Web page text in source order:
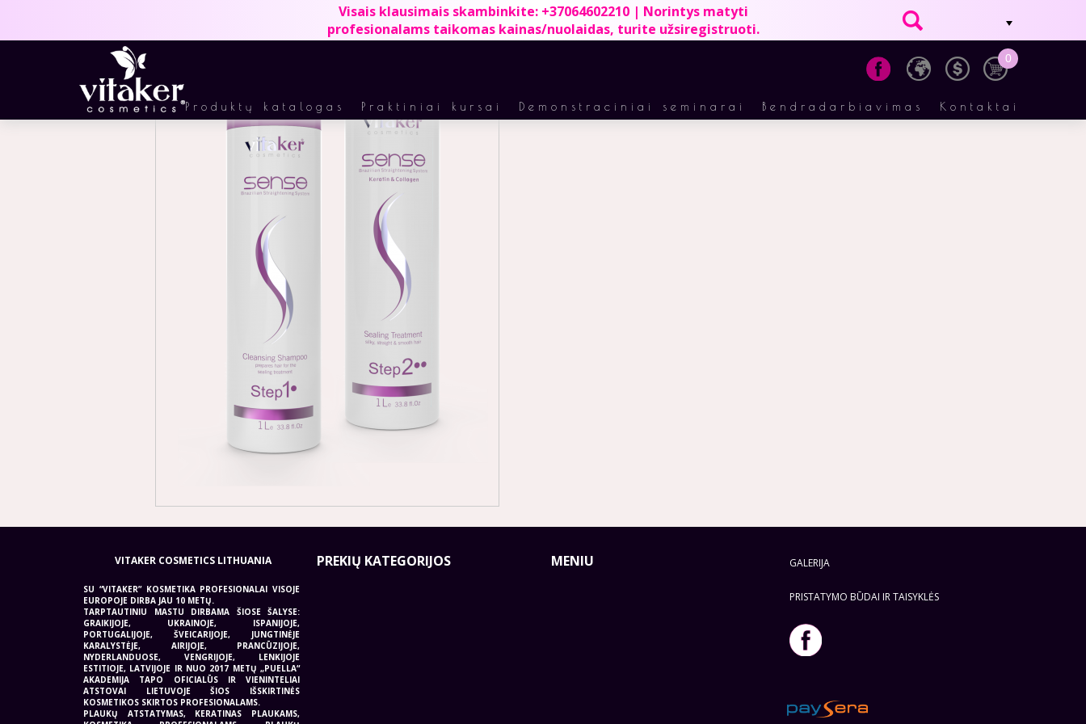
0
LT
Produktų katalogas Praktiniai kursai Demonstraciniai seminarai Bendradarbiavimas Kontaktai
Visais klausimais skambinkite: +37064602210| Norintys matyti
profesionalams taikomas kainas/nuolaidas, turite užsiregistruoti.
VITAKER COSMETICS LITHUANIA
SU “VITAKER” KOSMETIKA PROFESIONALAI VISOJE
EUROPOJE DIRBA JAU 10 METŲ.
TARPTAUTINIU MASTU DIRBAMA ŠIOSE ŠALYSE:
GRAIKIJOJE, UKRAINOJE, ISPANIJOJE,
PORTUGALIJOJE, ŠVEICARIJOJE, JUNGTINĖJE
KARALYSTĖJE, AIRIJOJE, PRANCŪZIJOJE,
NYDERLANDUOSE, VENGRIJOJE, LENKIJOJE
ESTITIOJE, LATVIJOJE IR NUO 2017 METŲ „PUELLA“
AKADEMIJA TAPO OFICIALŪS IR VIENINTELIAI
ATSTOVAI LIETUVOJE ŠIOS IŠSKIRTINĖS
KOSMETIKOS SKIRTOS PROFESIONALAMS.
PLAUKŲ ATSTATYMAS, KERATINAS PLAUKAMS,
PREKIŲ KATEGORIJOS MENIU GALERIJA
PRISTATYMO BŪDAI IR TAISYKLĖS